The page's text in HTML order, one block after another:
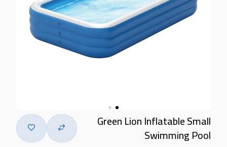
Green Lion Inflatable Small
Swimming Pool